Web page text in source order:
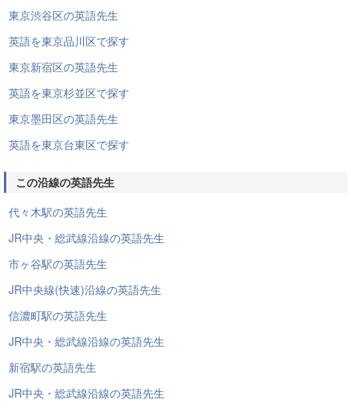
東京渋谷区の英語先生
英語を東京品川区で探す
東京新宿区の英語先生
英語を東京杉並区で探す
東京墨田区の英語先生
英語を東京台東区で探す
この沿線の英語先生
代々木駅の英語先生
JR中央・総武線沿線の英語先生
市ヶ谷駅の英語先生
JR中央線(快速)沿線の英語先生
信濃町駅の英語先生
JR中央・総武線沿線の英語先生
新宿駅の英語先生
JR中央・総武線沿線の英語先生